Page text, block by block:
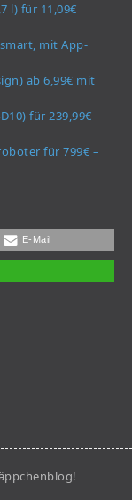
l) für 11,09€
mit App-
ab 6,99€ mit
für 239,99€
für 799€ –
E-Mail